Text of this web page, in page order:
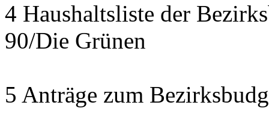
4 Haushaltsliste der
90/Die Grünen
5 Anträge zum